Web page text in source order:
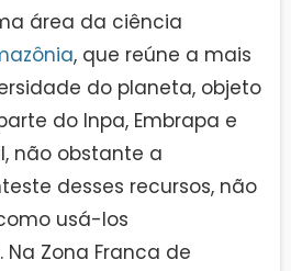
área da ciência
, que reúne a mais
do planeta, objeto
do Inpa, Embrapa e
não obstante a
desses recursos, não
usá-los
Zona Franca de